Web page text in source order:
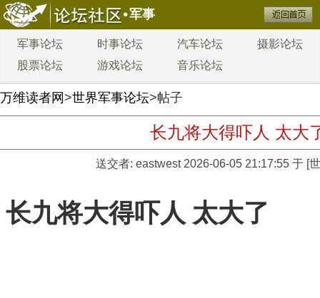
军事
军事论坛 时事论坛 汽车论坛
摄影论坛
股票论坛
游戏论坛 音乐论坛
万维读者网 >世界军事论坛>帖子
长九将大得吓人 太大
送交者: eastwest2026-06-05 21:17:55 于 [
长九将大得吓人 太大了